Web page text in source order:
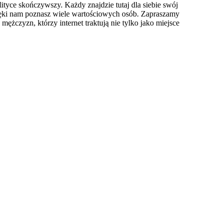
skończywszy. Każdy znajdzie tutaj dla siebie swój
nam poznasz wiele wartościowych osób. Zapraszamy
którzy internet traktują nie tylko jako miejsce